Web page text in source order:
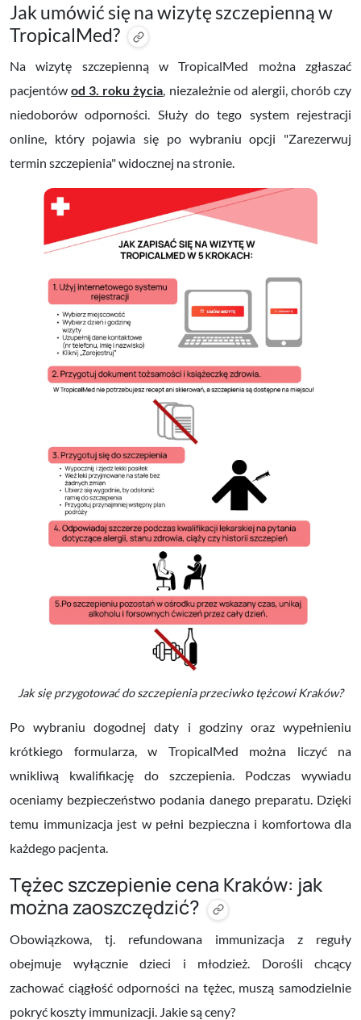
Jak umówić się na wizytę szczepienną w
TropicalMed?
Na wizytę szczepienną w TropicalMed można zgłaszać
pacjentówod 3. roku życia, niezależnie od alergii, chorób czy
niedoborów odporności. Służy do tego system rejestracji
online, który pojawia się po wybraniu opcji "Zarezerwuj
termin szczepienia" widocznej na stronie.
Jak się przygotować do szczepienia przeciwko tężcowi Kraków?
Po wybraniu dogodnej daty i godziny oraz wypełnieniu
krótkiego formularza, w TropicalMed można liczyć na
wnikliwą kwalifikację do szczepienia. Podczas wywiadu
oceniamy bezpieczeństwo podania danego preparatu. Dzięki
temu immunizacja jest w pełni bezpieczna i komfortowa dla
każdego pacjenta.
Tężec szczepienie cena Kraków: jak
można zaoszczędzić?
Obowiązkowa, tj. refundowana immunizacja z reguły
obejmuje wyłącznie dzieci i młodzież. Dorośli chcący
zachować ciągłość odporności na tężec, muszą samodzielnie
pokryć koszty immunizacji. Jakie są ceny?